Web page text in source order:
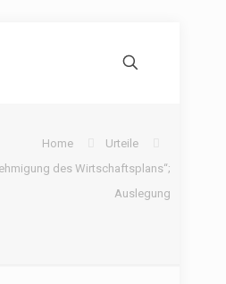
Home
Urteile
des Wirtschaftsplans“;
Auslegung